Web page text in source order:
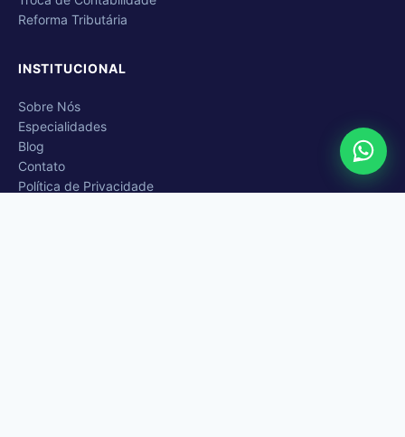
Reforma Tributária
INSTITUCIONAL
Sobre Nós
Especialidades
Blog
Contato
Política de Privacidade